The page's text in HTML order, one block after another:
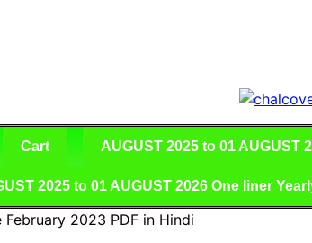
Cart AUGUST 2025 to 01 AUGUST
2025 to 01 AUGUST 2026 One liner
February 2023 PDF in Hindi